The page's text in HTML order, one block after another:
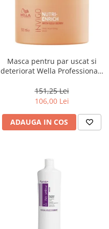
Masca pentru par uscat si
deteriorat Wella Professionals
151,25 Lei
106,00 Lei
ADAUGA IN COS